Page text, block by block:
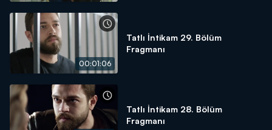
00:01:06
Tatlı İntikam 29. Bölüm
Fragmanı
Tatlı İntikam 28. Bölüm
Fragmanı